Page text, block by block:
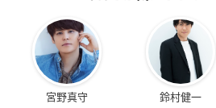
宮野真守 鈴村健一